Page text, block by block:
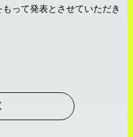
って発表とさせていただき